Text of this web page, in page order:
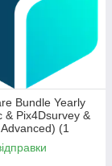
Bundle Yearly
& Pix4Dsurvey &
(1